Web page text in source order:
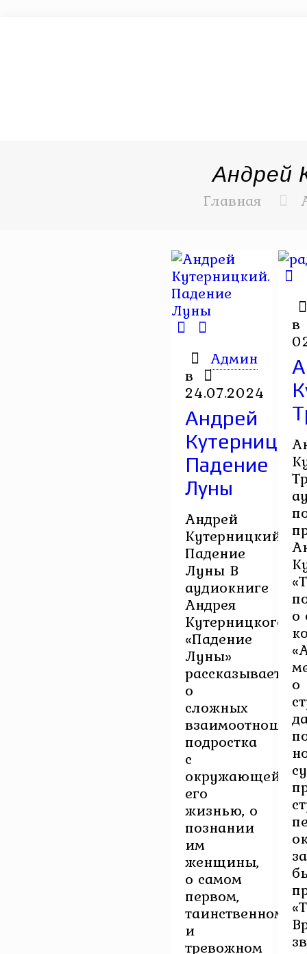
Андрей
Главная
Админ
в
24.07.2024
Андрей
Падение
Луны
Андрей
Кутерницкий.
Падение
Луны В
аудиокниге
Андрея
Кутерницкого
«Падение
Луны»
рассказывается
о
сложных
подростка
с
окружающей
его
жизнью, о
познании
им
женщины,
о самом
первом,
таинственном
и
тревожном
в
о
о